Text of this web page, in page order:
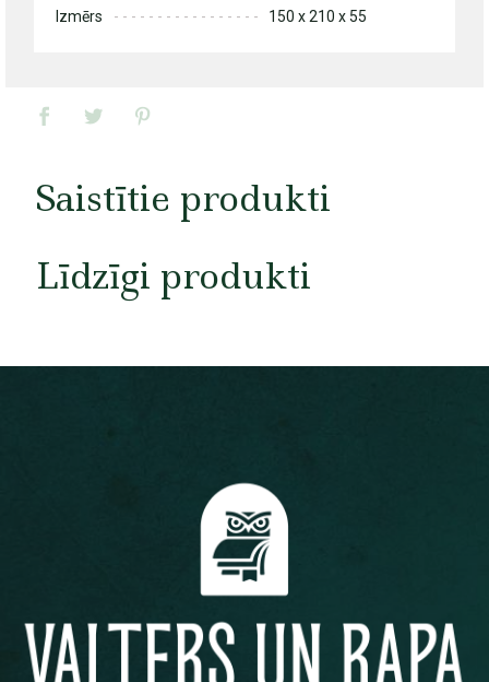
Izmērs
150 x 210 x 55
Saistītie produkti
Līdzīgi produkti